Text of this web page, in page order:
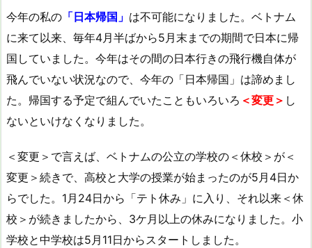
今年の私の 「日本帰国」 は不可能になりました。ベトナム
に来て以来、毎年4月半ばから5月末までの期間で日本に帰
国していました。今年はその間の日本行きの飛行機自体が
飛んでいない状況なので、今年の「日本帰国」は諦めまし
た。帰国する予定で組んでいたこともいろいろ ＜変更＞ し
ないといけなくなりました。
＜変更＞で言えば、ベトナムの公立の学校の＜休校＞が＜
変更＞続きで、高校と大学の授業が始まったのが5月4日か
らでした。1月24日から「テト休み」に入り、それ以来＜休
校＞が続きましたから、3ケ月以上の休みになりました。小
学校と中学校は5月11日からスタートしました。